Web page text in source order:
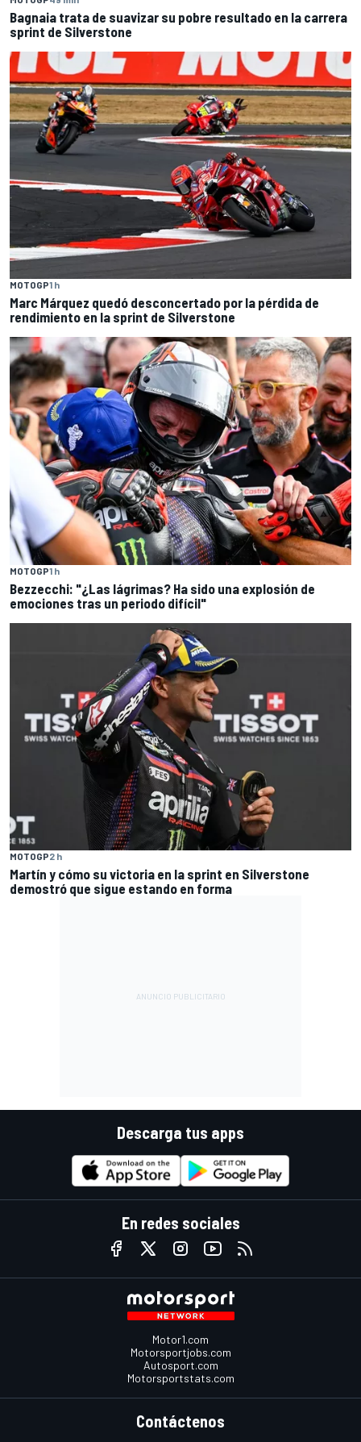
Bagnaia trata de suavizar su pobre resultado en la carrera
sprint de Silverstone
MOTOGP1 h
Marc Márquez quedó desconcertado por la pérdida de
rendimiento en la sprint de Silverstone
MOTOGP1 h
Bezzecchi: "¿Las lágrimas? Ha sido una explosión de
emociones tras un periodo difícil"
MOTOGP2 h
Martín y cómo su victoria en la sprint en Silverstone
demostró que sigue estando en forma
Descarga tus apps
En redes sociales
Motor1.com
Motorsportjobs.com
Autosport.com
Motorsportstats.com
Contáctenos